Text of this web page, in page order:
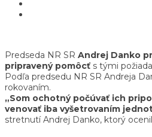
Predseda NR SR Andrej Danko
pripravený pomôcť s tými
Podľa predsedu NR SR Andreja
rokovaním.
„Som ochotný počúvať ich
venovať iba vyšetrovaním
stretnutí Andrej Danko, ktorý